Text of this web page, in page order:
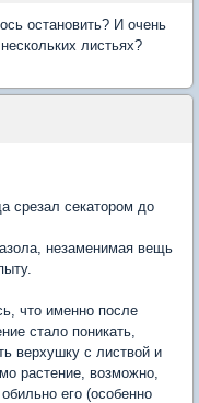
остановить? И очень
листьях?
срезал секатором до
незаменимая вещь
что именно после
стало поникать,
верхушку с листвой и
растение, возможно,
его (особенно